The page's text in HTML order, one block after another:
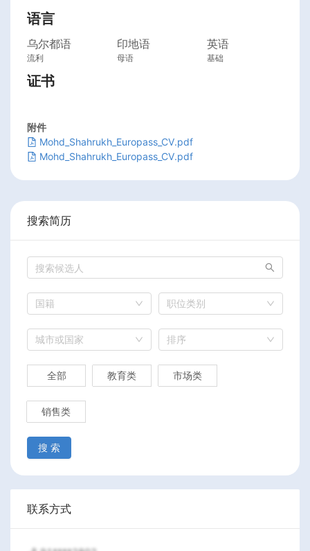
语言
乌尔都语
流利
印地语
母语
英语
基础
证书
附件
Mohd_Shahrukh_Europass_CV.pdf
Mohd_Shahrukh_Europass_CV.pdf
搜索简历
国籍 职位类别
城市或国家 排序
全部 教育类 市场类
销售类
搜 索
联系方式